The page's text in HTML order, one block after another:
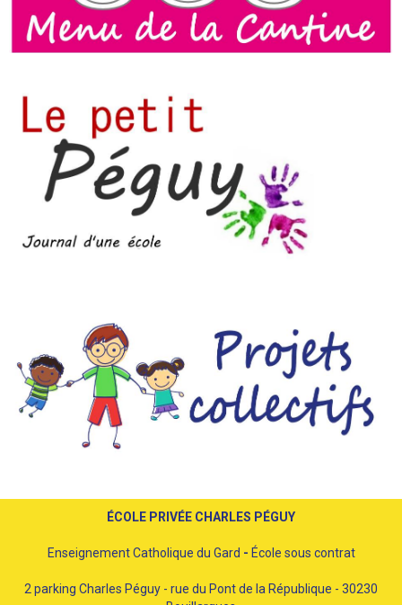
ÉCOLE PRIVÉE CHARLES PÉGUY
Enseignement Catholique du Gard - École sous contrat
2 parking Charles Péguy - rue du Pont de la République - 30230